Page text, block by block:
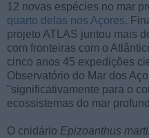
12 novas espécies no mar
quarto delas nos Açores.
projeto ATLAS juntou mais
com fronteiras com o
cinco anos 45 expedições
Observatório do Mar dos
"significativamente para o
ecossistemas do mar
O cnidário Epizoanthus